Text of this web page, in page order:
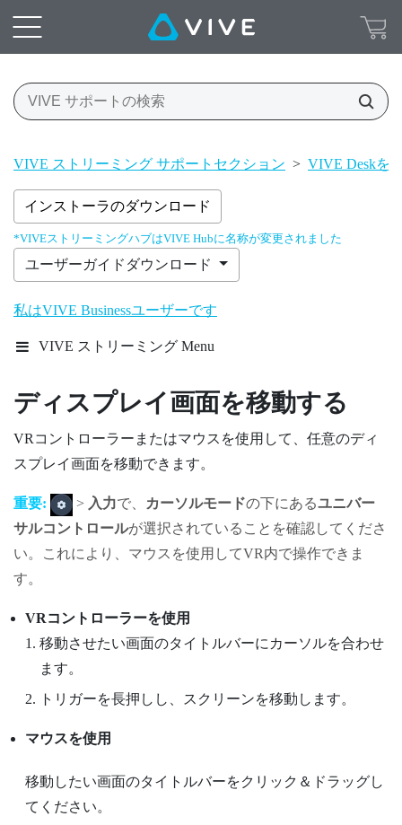
VIVE ストリーミング サポートセクション > VIVE Deskを
インストーラのダウンロード
*VIVEストリーミングハブはVIVE Hubに名称が変更されました
ユーザーガイドダウンロード
私はVIVE Businessユーザーです
VIVE ストリーミング Menu
ディスプレイ画面を移動する
VRコントローラーまたはマウスを使用して、任意のディ
スプレイ画面を移動できます。
重要: > 入力で、 カーソルモードの下にあるユニバー
サルコントロールが選択されていることを確認してくださ
い。これにより、マウスを使用してVR内で操作できま
す。
VRコントローラーを使用
移動させたい画面のタイトルバーにカーソルを合わせ
ます。
トリガーを長押しし、スクリーンを移動します。
マウスを使用
移動したい画面のタイトルバーをクリック＆ドラッグし
てください。